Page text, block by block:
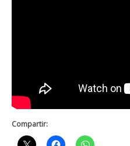
Compartir: